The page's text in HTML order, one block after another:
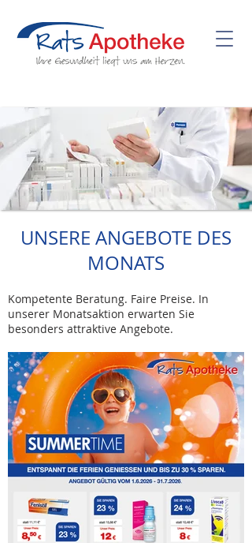
UNSERE ANGEBOTE DES
MONATS
Kompetente Beratung. Faire Preise. In
unserer Monatsaktion erwarten Sie
besonders attraktive Angebote.